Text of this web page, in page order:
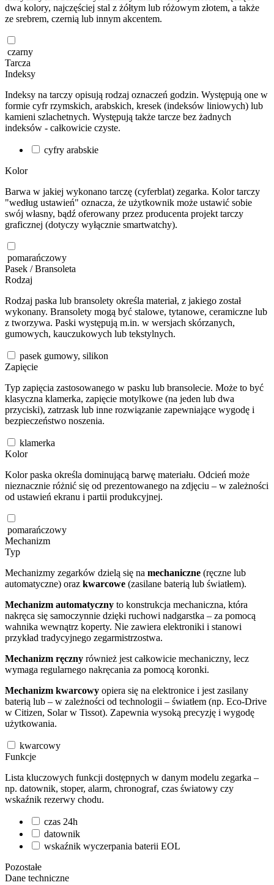
dwa kolory, najczęściej stal z żółtym lub różowym złotem, a także
ze srebrem, czernią lub innym akcentem.
czarny
Tarcza
Indeksy
Indeksy na tarczy opisują rodzaj oznaczeń godzin. Występują one w
formie cyfr rzymskich, arabskich, kresek (indeksów liniowych) lub
kamieni szlachetnych. Występują także tarcze bez żadnych
indeksów - całkowicie czyste.
cyfry arabskie
Kolor
Barwa w jakiej wykonano tarczę (cyferblat) zegarka. Kolor tarczy
"według ustawień" oznacza, że użytkownik może ustawić sobie
swój własny, bądź oferowany przez producenta projekt tarczy
graficznej (dotyczy wyłącznie smartwatchy).
pomarańczowy
Pasek / Bransoleta
Rodzaj
Rodzaj paska lub bransolety określa materiał, z jakiego został
wykonany. Bransolety mogą być stalowe, tytanowe, ceramiczne lub
z tworzywa. Paski występują m.in. w wersjach skórzanych,
gumowych, kauczukowych lub tekstylnych.
pasek gumowy, silikon
Zapięcie
Typ zapięcia zastosowanego w pasku lub bransolecie. Może to być
klasyczna klamerka, zapięcie motylkowe (na jeden lub dwa
przyciski), zatrzask lub inne rozwiązanie zapewniające wygodę i
bezpieczeństwo noszenia.
klamerka
Kolor
Kolor paska określa dominującą barwę materiału. Odcień może
nieznacznie różnić się od prezentowanego na zdjęciu – w zależności
od ustawień ekranu i partii produkcyjnej.
pomarańczowy
Mechanizm
Typ
Mechanizmy zegarków dzielą się na mechaniczne (ręczne lub
automatyczne) oraz kwarcowe (zasilane baterią lub światłem).
Mechanizm automatyczny to konstrukcja mechaniczna, która
nakręca się samoczynnie dzięki ruchowi nadgarstka – za pomocą
wahnika wewnątrz koperty. Nie zawiera elektroniki i stanowi
przykład tradycyjnego zegarmistrzostwa.
Mechanizm ręczny również jest całkowicie mechaniczny, lecz
wymaga regularnego nakręcania za pomocą koronki.
Mechanizm kwarcowy opiera się na elektronice i jest zasilany
baterią lub – w zależności od technologii – światłem (np. Eco-Drive
w Citizen, Solar w Tissot). Zapewnia wysoką precyzję i wygodę
użytkowania.
kwarcowy
Funkcje
Lista kluczowych funkcji dostępnych w danym modelu zegarka –
np. datownik, stoper, alarm, chronograf, czas światowy czy
wskaźnik rezerwy chodu.
czas 24h
datownik
wskaźnik wyczerpania baterii EOL
Pozostałe
Dane techniczne